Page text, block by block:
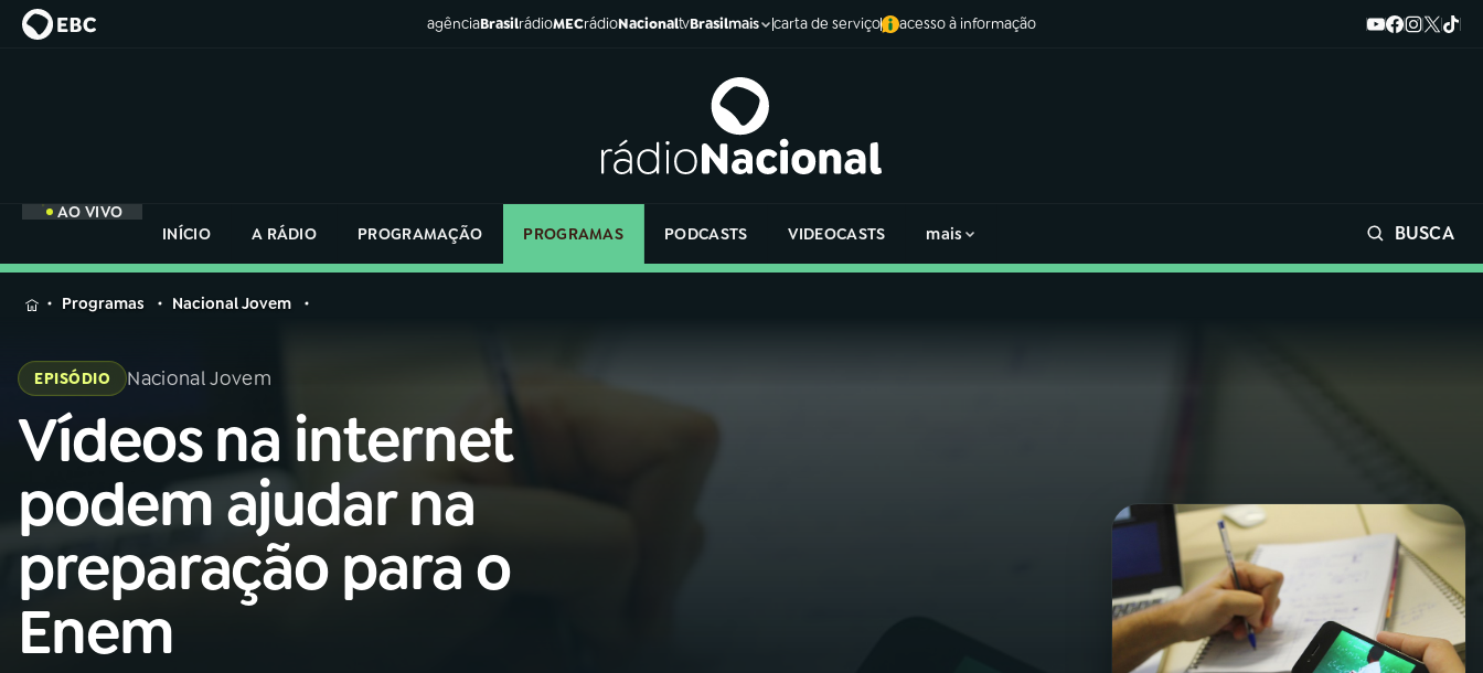
agênciaBrasilrádioMECrádioNacionaltvBrasilmais carta de serviço acesso à informação
AO VIVO
INÍCIO
A RÁDIO PROGRAMAÇÃO PROGRAMAS PODCASTS VIDEOCASTS mais BUSCA
MENU
Buscar
na
Rádio
Nacional
AO VIVO
01INÍCIO
02 A RÁDIO
na
Rádio
Nacional
Programas Nacional Jovem
EPISÓDIO Nacional Jovem
Vídeos na internet
podem ajudar na
preparação para o
Enem